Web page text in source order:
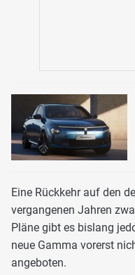
Eine Rückkehr auf den
vergangenen Jahren
Pläne gibt es bislang
neue Gamma vorerst
angeboten.